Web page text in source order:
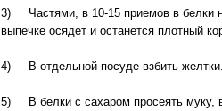
3) Частями, в 10-15 приемов в белки
выпечке осядет и останется плотный
4) В отдельной посуде взбить
5) В белки с сахаром просеять муку,